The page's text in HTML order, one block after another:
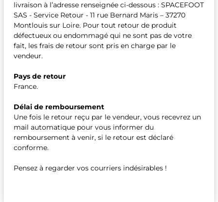
livraison à l’adresse renseignée ci-dessous : SPACEFOOT
SAS - Service Retour - 11 rue Bernard Maris – 37270
Montlouis sur Loire. Pour tout retour de produit
défectueux ou endommagé qui ne sont pas de votre
fait, les frais de retour sont pris en charge par le
vendeur.
Pays de retour
France.
Délai de remboursement
Une fois le retour reçu par le vendeur, vous recevrez un
mail automatique pour vous informer du
remboursement à venir, si le retour est déclaré
conforme.
Pensez à regarder vos courriers indésirables !